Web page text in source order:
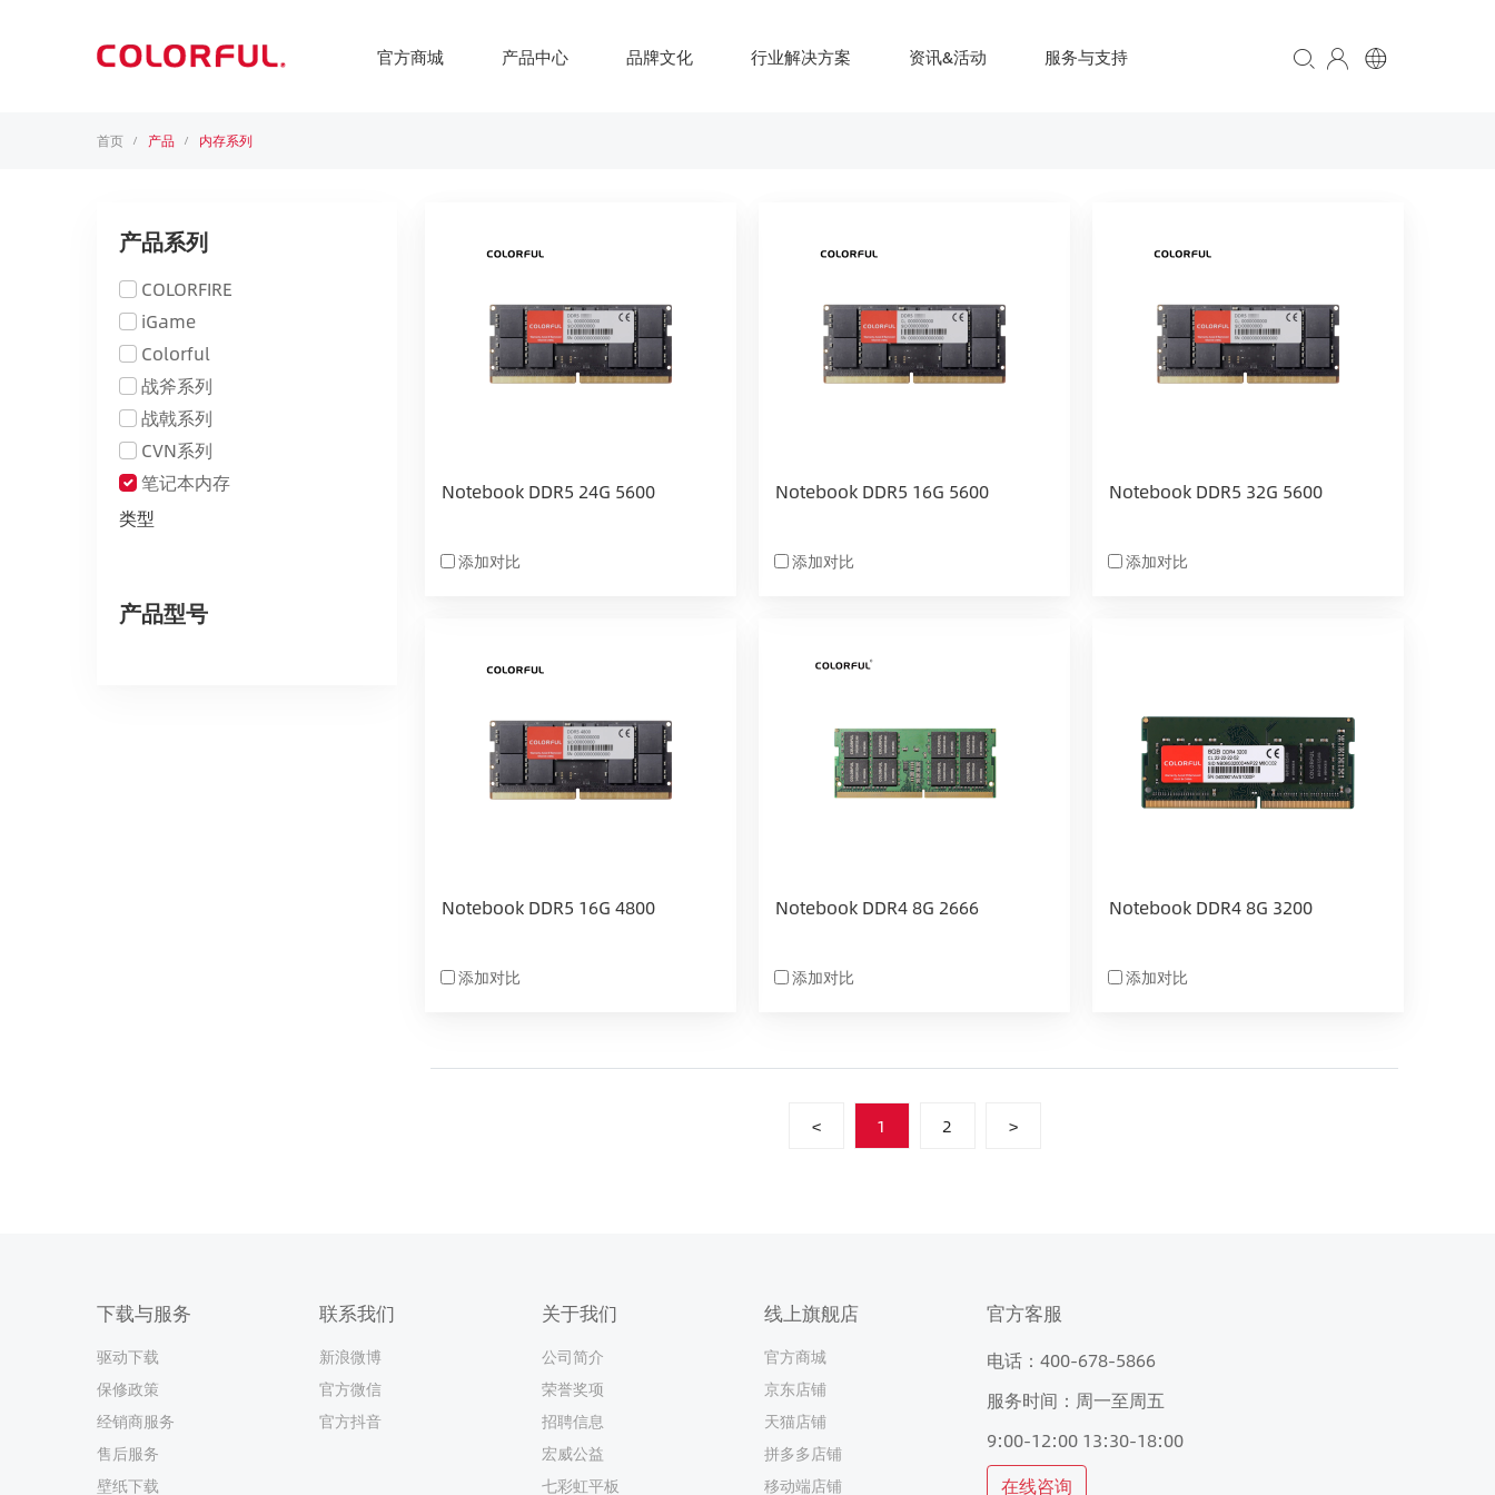
官方商城 产品中心 品牌文化 行业解决方案 资讯&活动 服务与支持
首页 / 产品 / 内存系列
Notebook DDR5 24G 5600
添加对比
Notebook DDR5 16G 5600
添加对比
Notebook DDR5 32G 5600
添加对比
Notebook DDR5 16G 4800
添加对比
Notebook DDR4 8G 2666
添加对比
Notebook DDR4 8G 3200
添加对比
< 1 2 >
产品系列
COLORFIRE
iGame
Colorful
战斧系列
战戟系列
CVN系列
笔记本内存
类型
产品型号
下载与服务
驱动下载
保修政策
经销商服务
售后服务
壁纸下载
联系我们
新浪微博
官方微信
官方抖音
关于我们
公司简介
荣誉奖项
招聘信息
宏威公益
七彩虹平板
线上旗舰店
官方商城
京东店铺
天猫店铺
拼多多店铺
移动端店铺
官方客服
电话：400-678-5866
服务时间：周一至周五
9:00-12:00 13:30-18:00
在线咨询